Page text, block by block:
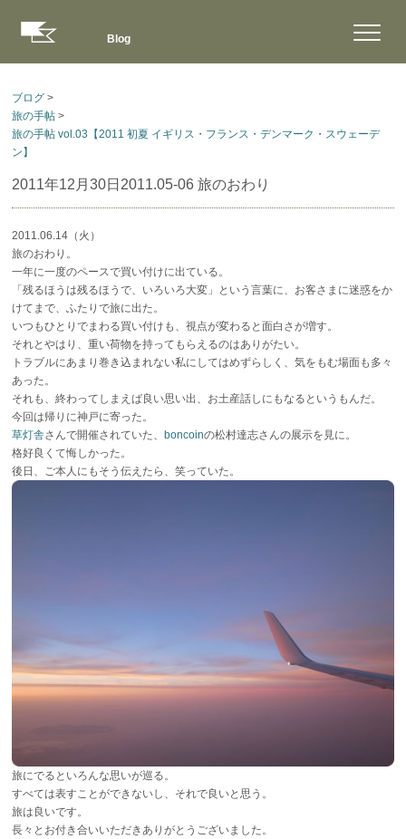
Blog
ブログ >
旅の手帖 >
旅の手帖 vol.03【2011 初夏 イギリス・フランス・デンマーク・スウェーデ
ン】
2011年12月30日 2011.05-06 旅のおわり
2011.06.14（火）
旅のおわり。
一年に一度のペースで買い付けに出ている。
「残るほうは残るほうで、いろいろ大変」という言葉に、お客さまに迷惑をか
けてまで、ふたりで旅に出た。
いつもひとりでまわる買い付けも、視点が変わると面白さが増す。
それとやはり、重い荷物を持ってもらえるのはありがたい。
トラブルにあまり巻き込まれない私にしてはめずらしく、気をもむ場面も多々
あった。
それも、終わってしまえば良い思い出、お土産話しにもなるというもんだ。
今回は帰りに神戸に寄った。
草灯舎さんで開催されていた、 boncoinの松村達志さんの展示を見に。
格好良くて悔しかった。
後日、ご本人にもそう伝えたら、笑っていた。
旅にでるといろんな思いが巡る。
すべては表すことができないし、それで良いと思う。
旅は良いです。
長々とお付き合いいただきありがとうございました。